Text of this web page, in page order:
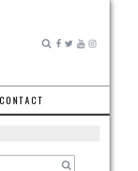
CONTACT